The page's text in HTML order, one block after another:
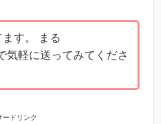
す。 まる
気軽に送ってみてくださ
ードリンク